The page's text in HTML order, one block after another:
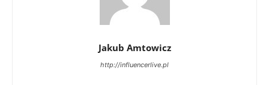
Jakub Amtowicz
http://influencerlive.pl